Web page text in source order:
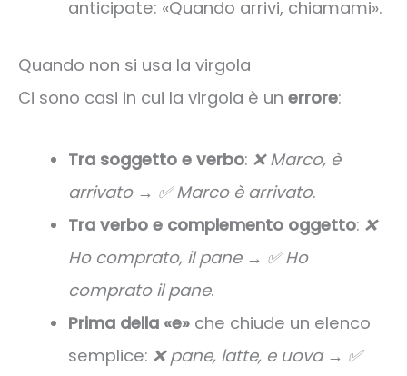
anticipate: «Quando arrivi, chiamami».
Quando non si usa la virgola
Ci sono casi in cui la virgola è un errore:
Tra soggetto e verbo: ❌ Marco, è
arrivato → ✅ Marco è arrivato.
Tra verbo e complemento oggetto: ❌
Ho comprato, il pane → ✅ Ho
comprato il pane.
Prima della «e»che chiude un elenco
semplice: ❌ pane, latte, e uova → ✅